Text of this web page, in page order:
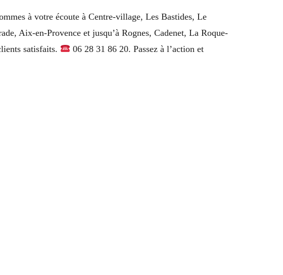
à votre écoute à Centre-village, Les Bastides, Le
Aix-en-Provence et jusqu’à Rognes, Cadenet, La Roque-
satisfaits.
06 28 31 86 20. Passez à l’action et